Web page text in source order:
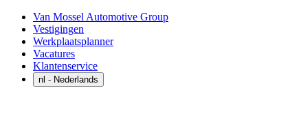
Van Mossel Automotive Group
Vestigingen
Werkplaatsplanner
Vacatures
Klantenservice
nl - Nederlands